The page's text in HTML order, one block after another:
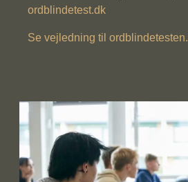
ordblindetest.dk
Se vejledning til ordblindetesten.